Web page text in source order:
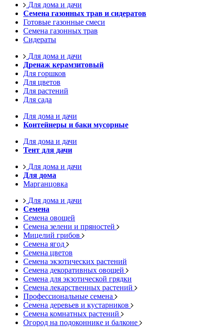
Для дома и дачи
Семена газонных трав и сидератов
Готовые газонные смеси
Семена газонных трав
Сидераты
Для дома и дачи
Дренаж керамзитовый
Для горшков
Для цветов
Для растений
Для сада
Для дома и дачи
Контейнеры и баки мусорные
Для дома и дачи
Тент для дачи
Для дома и дачи
Для дома
Марганцовка
Для дома и дачи
Семена
Семена овощей
Семена зелени и пряностей
Мицелий грибов
Семена ягод
Семена цветов
Семена экзотических растений
Семена декоративных овощей
Семена для экзотической грядки
Семена лекарственных растений
Профессиональные семена
Семена деревьев и кустарников
Семена комнатных растений
Огород на подоконнике и балконе